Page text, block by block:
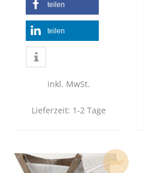
teilen
teilen
inkl. MwSt.
Lieferzeit: 1-2 Tage
Sale!
Ursprünglicher
Preis
Aktueller
Preis